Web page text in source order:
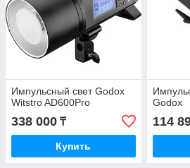
Импульсный свет Godox
Witstro AD600Pro
338 000 ₸
Купить
Godox
114